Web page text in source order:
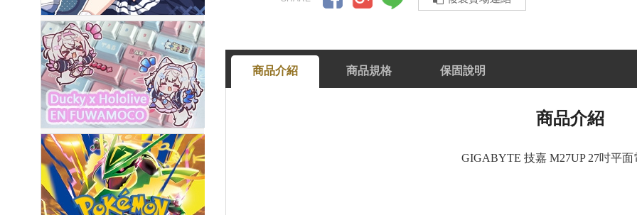
商品介紹 商品規格 保固說明
商品介紹
GIGABYTE 技嘉 M27UP 27吋平面